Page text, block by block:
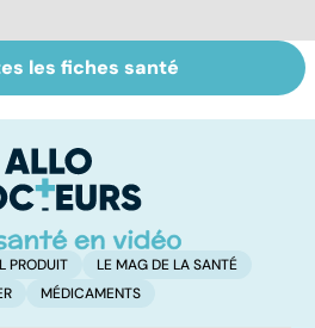
Nécrose : quand
les tissus
les fiches santé
PRODUIT
LE MAG DE LA SANTÉ
MÉDICAMENTS